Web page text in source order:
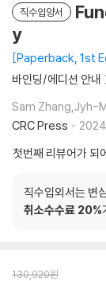
직수입양서
y
Paperback, 1st
바인딩/에디션 안내
Sam Zhang,Jyh-
CRC Press
첫번째 리뷰어가 되
직수입외서는 변
취소수수료 20%
130,920원